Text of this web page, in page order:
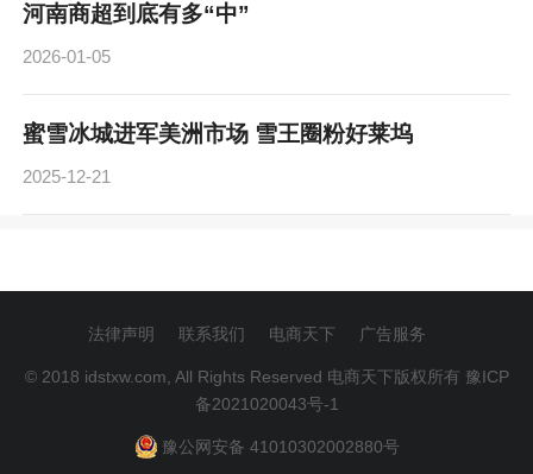
河南商超到底有多“中”
2026-01-05
蜜雪冰城进军美洲市场 雪王圈粉好莱坞
2025-12-21
法律声明 联系我们 电商天下 广告服务
© 2018 idstxw.com, All Rights Reserved 电商天下版权所有 豫ICP
备2021020043号-1
豫公网安备 41010302002880号